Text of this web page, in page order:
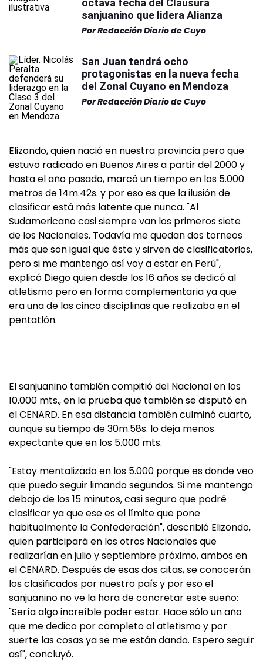
octava fecha del Clausura
sanjuanino que lidera Alianza
PorRedacción Diario de Cuyo
San Juan tendrá ocho
protagonistas en la nueva fecha
del Zonal Cuyano en Mendoza
PorRedacción Diario de Cuyo
Elizondo, quien nació en nuestra provincia pero que
estuvo radicado en Buenos Aires a partir del 2000 y
hasta el año pasado, marcó un tiempo en los 5.000
metros de 14m.42s. y por eso es que la ilusión de
clasificar está más latente que nunca. "Al
Sudamericano casi siempre van los primeros siete
de los Nacionales. Todavía me quedan dos torneos
más que son igual que éste y sirven de clasificatorios,
pero si me mantengo así voy a estar en Perú",
explicó Diego quien desde los 16 años se dedicó al
atletismo pero en forma complementaria ya que
era una de las cinco disciplinas que realizaba en el
pentatlón.
El sanjuanino también compitió del Nacional en los
10.000 mts., en la prueba que también se disputó en
el CENARD. En esa distancia también culminó cuarto,
aunque su tiempo de 30m.58s. lo deja menos
expectante que en los 5.000 mts.
"Estoy mentalizado en los 5.000 porque es donde veo
que puedo seguir limando segundos. Si me mantengo
debajo de los 15 minutos, casi seguro que podré
clasificar ya que ese es el límite que pone
habitualmente la Confederación", describió Elizondo,
quien participará en los otros Nacionales que
realizarían en julio y septiembre próximo, ambos en
el CENARD. Después de esas dos citas, se conocerán
los clasificados por nuestro país y por eso el
sanjuanino no ve la hora de concretar este sueño:
"Sería algo increíble poder estar. Hace sólo un año
que me dedico por completo al atletismo y por
suerte las cosas ya se me están dando. Espero seguir
así", concluyó.